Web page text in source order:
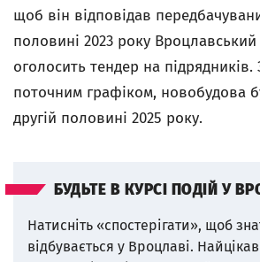
щоб він відповідав
половині 2023 року Вроцлавський
оголосить тендер на підрядників.
поточним графіком, новобудова
другій половині 2025 року.
БУДЬТЕ В КУРСІ ПОДІЙ У
Натисніть «спостерігати», щоб
відбувається у Вроцлаві.